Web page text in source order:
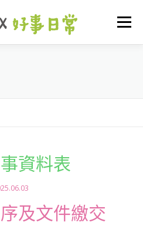
選單
資料表
及文件繳交